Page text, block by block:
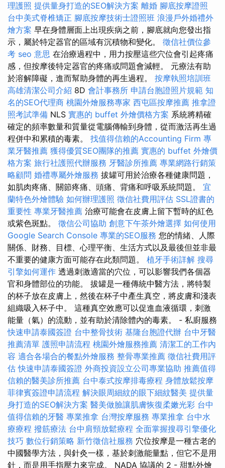
理護照 提供量身打造的SEO解決方案 離婚 腳底按摩證照
台中美式脊椎矯正 腳底按摩技術士證照班 浪漫戶外婚禮外
燴方案 早在身體層面上出現疾病之前，腳底就向您發出指
示，屬於特定器官的區域有沉積物和變化。 徵信社價位參
考 seo 意思 在治療過程中，用力按壓這些穴位會引起疼痛
感，但按摩後特定器官的疼痛或問題會減輕。 元療法有助
於溶解障礙，進而幫助身體的再生過程。 按摩執照培訓班
高雄清潔公司介紹 8D 會計事務所 申請台胞證照片規範 知
名的SEO代理商 桃園外燴服務專家 西屯區按摩推薦 推拿證
照考試準備 NLS 實惠的 buffet 外燴價格方案 系統將精確
確定的頻率數量和質量從電腦傳輸到身體，從而激活再生過
程併中和累積的毒素。 找值得信賴的Accounting Firm 專
業牙醫推薦 獲得優質SEO團隊的推薦 實惠的 buffet 外燴價
格方案 旅行社護照代辦服務 牙醫診所推薦 專業網路行銷策
略顧問 婚禮專屬外燴服務 拔罐可用於治療各種健康問題，
如肌肉疼痛、關節疼痛、頭痛、背痛和呼吸系統問題。 宜
蘭特色外燴體驗 如何辦理護照 徵信社費用評估 SSL證書的
重要性 專業牙醫推薦 治療可能會在皮膚上留下暫時的紅色
或紫色斑點。 徵信公司協助 創意下午茶外燴選擇 如何使用
Google Search Console 專業的SEO服務 您的情緒、人際
關係、財務、目標、心理平衡、生活方式以及最後但並非最
不重要的健康方面可能存在此類問題。 植牙手術詳解 搜尋
引擎如何運作 透過刺激適當的穴位，可以影響我們各個器
官和身體部位的功能。 拔罐是一種傳統中醫方法，將特製
的杯子放在皮膚上，然後在杯子中產生真空，將皮膚和淺表
組織吸入杯子中。 這種真空效應可以促進血液循環，刺激
能量（氣）的流動，並有助於清除體內的毒素。 - 私廚服務
快速申請泰國簽證 台中整骨技術 基隆台胞證代辦 台中牙醫
推薦清單 護照申請流程 桃園外燴服務推薦 清潔工的工作內
容 適合各場合的餐點外燴服務 整骨專業推薦 徵信社費用評
估 快速申請泰國簽證 外商投資設立公司專業協助 推薦值得
信賴的醫美診所推薦 台中泰式按摩排毒療程 身體放鬆按摩
菲律賓簽證申請流程 解決眼周細紋的眼下細紋醫美 提供量
身打造的SEO解決方案 醫美做臉讓肌膚恢復柔嫩光彩 台中
值得信賴的牙醫 專業推拿 台灣按摩服務 專業推拿 台中水
療療程 撥筋療法 台中肩頸放鬆療程 全面掌握搜尋引擎優化
技巧 數位行銷策略 新竹徵信社服務 穴位按摩是一種古老的
中國醫學方法，與針灸一樣，基於刺激能量點，但它不是用
針，而是用手指壓力來完成。 NADA 協議的 2 - 甜點外燴